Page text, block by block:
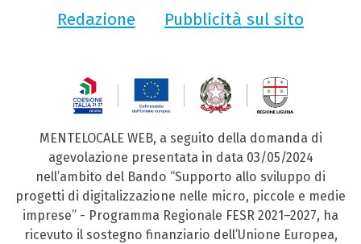
Redazione
Pubblicità sul sito
MENTELOCALE WEB, a seguito della domanda di
agevolazione presentata in data 03/05/2024
nell’ambito del Bando “Supporto allo sviluppo di
progetti di digitalizzazione nelle micro, piccole e medie
imprese” - Programma Regionale FESR 2021–2027, ha
ricevuto il sostegno finanziario dell’Unione Europea,